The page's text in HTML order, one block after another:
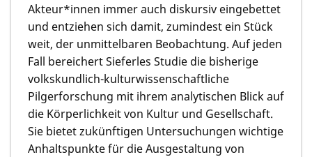
Akteur*innen immer auch diskursiv eingebettet
und entziehen sich damit, zumindest ein Stück
weit, der unmittelbaren Beobachtung. Auf jeden
Fall bereichert Sieferles Studie die bisherige
volkskundlich-kulturwissenschaftliche
Pilgerforschung mit ihrem analytischen Blick auf
die Körperlichkeit von Kultur und Gesellschaft.
Sie bietet zukünftigen Untersuchungen wichtige
Anhaltspunkte für die Ausgestaltung von